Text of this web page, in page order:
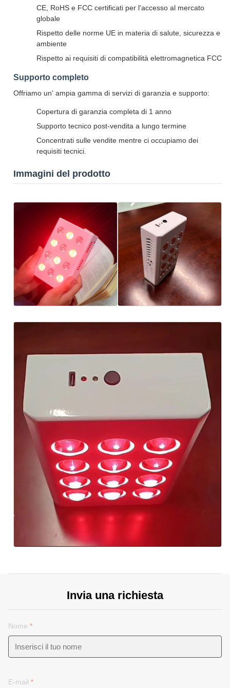
CE, RoHS e FCC certificati per l'accesso al mercato
globale
Rispetto delle norme UE in materia di salute, sicurezza e
ambiente
Rispetto ai requisiti di compatibilità elettromagnetica FCC
Supporto completo
Offriamo un' ampia gamma di servizi di garanzia e supporto:
Copertura di garanzia completa di 1 anno
Supporto tecnico post-vendita a lungo termine
Concentrati sulle vendite mentre ci occupiamo dei
requisiti tecnici.
Immagini del prodotto
Invia una richiesta
Nome *
E-mail *